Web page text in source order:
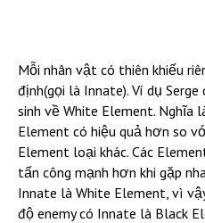
Mỗi nhân vật có thiên khiếu
định(gọi là Innate). Ví dụ
sinh về White Element. Nghĩa
Element có hiệu quả hơn so
Element loại khác. Các
tấn công mạnh hơn khi gặp
Innate là White Element, vì
độ enemy có Innate là Black